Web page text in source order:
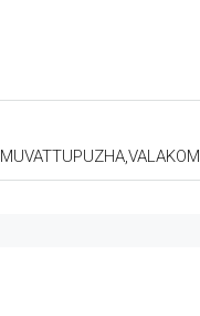
MUVATTUPUZHA,VALAKOM